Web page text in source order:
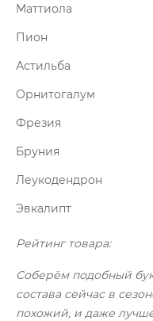
Маттиола
Пион
Астильба
Орнитогалум
Фрезия
Бруния
Леукодендрон
Эвкалипт
Рейтинг товара:
Соберём подобный
состава сейчас в
похожий, и даже